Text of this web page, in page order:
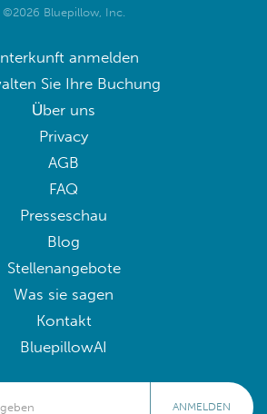
©2026 Bluepillow, Inc.
anmelden
Sie Ihre Buchung
Über uns
Privacy
AGB
FAQ
Presseschau
Blog
Stellenangebote
Was sie sagen
Kontakt
BluepillowAI
ANMELDEN